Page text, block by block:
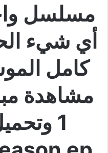
مسلسل
مشاهدة
1